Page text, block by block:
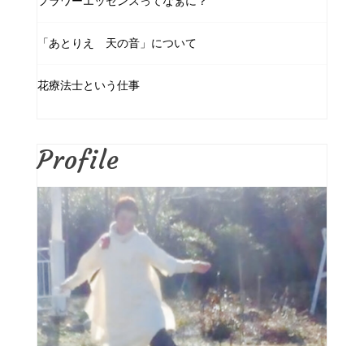
「あとりえ 天の音」について
花療法士という仕事
Profile